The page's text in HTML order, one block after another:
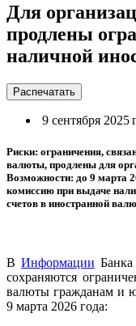
Для
продлены
наличной
Распечатать
9 сентября 2025
Риски: ограничения,
валюты, продлены для
Возможности: до 9 марта
комиссию при выдаче
счетов в иностранной
В Информации
сохраняются
валюты гражданам и
9 марта 2026 года: